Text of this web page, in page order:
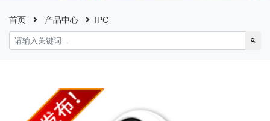
首页 产品中心 IPC